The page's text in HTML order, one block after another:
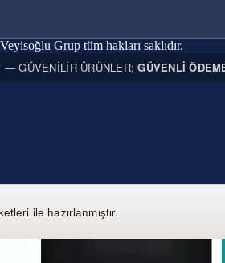
Grup tüm hakları saklıdır.
— GÜVENILIR ÜRÜNLER;GÜVENLI
ile hazırlanmıştır.